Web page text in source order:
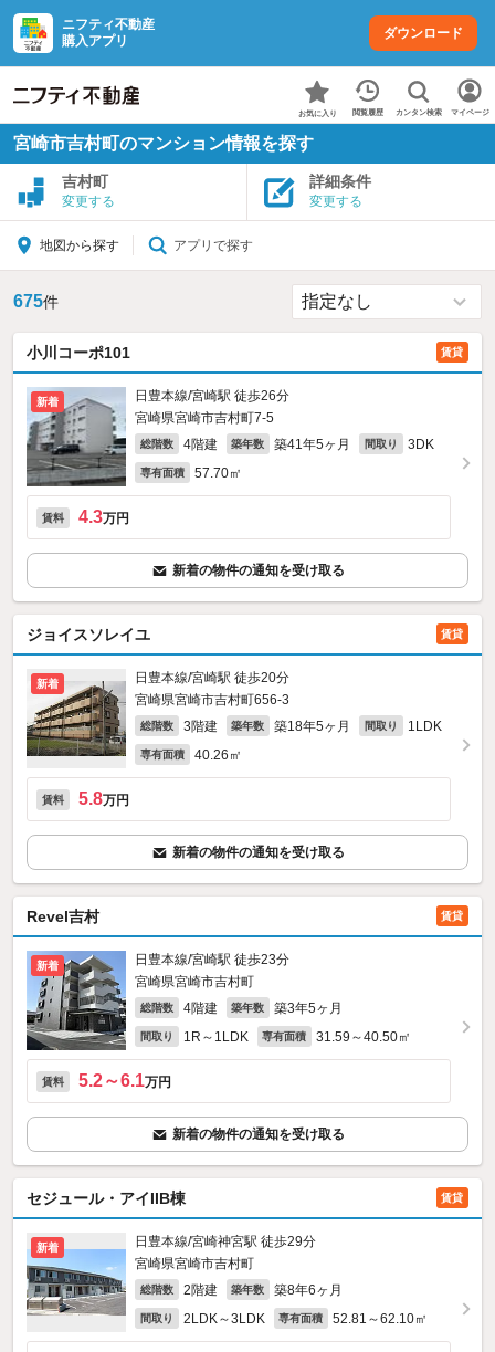
ニフティ不動産
購入アプリ
ダウンロード
お気に入り 閲覧履歴 カンタン検索 マイページ
宮崎市吉村町のマンション情報を探す
吉村町
変更する
詳細条件
変更する
地図から探す アプリで探す
675件
小川コーポ101 賃貸
新着
日豊本線/宮崎駅 徒歩26分
宮崎県宮崎市吉村町7‐5
総階数 4階建 築年数 築41年5ヶ月 間取り 3DK
専有面積 57.70㎡
賃料 4.3万円
新着の物件の通知を受け取る
ジョイスソレイユ 賃貸
新着
日豊本線/宮崎駅 徒歩20分
宮崎県宮崎市吉村町656‐3
総階数 3階建 築年数 築18年5ヶ月 間取り 1LDK
専有面積 40.26㎡
賃料 5.8万円
新着の物件の通知を受け取る
Revel吉村 賃貸
新着
日豊本線/宮崎駅 徒歩23分
宮崎県宮崎市吉村町
総階数 4階建 築年数 築3年5ヶ月
間取り 1R～1LDK 専有面積 31.59～40.50㎡
賃料 5.2～6.1万円
新着の物件の通知を受け取る
セジュール・アイIIB棟 賃貸
新着
日豊本線/宮崎神宮駅 徒歩29分
宮崎県宮崎市吉村町
総階数 2階建 築年数 築8年6ヶ月
間取り 2LDK～3LDK 専有面積 52.81～62.10㎡